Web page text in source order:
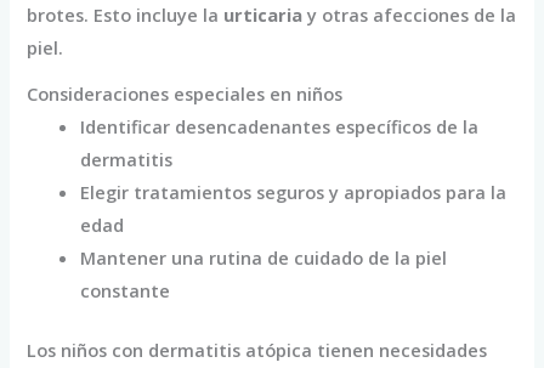
brotes. Esto incluye la urticaria y otras afecciones de la
piel.
Consideraciones especiales en niños
Identificar desencadenantes específicos de la
dermatitis
Elegir tratamientos seguros y apropiados para la
edad
Mantener una rutina de cuidado de la piel
constante
Los niños con dermatitis atópica tienen necesidades